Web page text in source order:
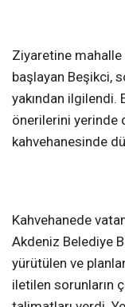
Ziyaretine mahalle
başlayan Beşikci,
yakından ilgilendi.
önerilerini yerinde
kahvehanesinde
Kahvehanede
Akdeniz Belediye
yürütülen ve
iletilen sorunların